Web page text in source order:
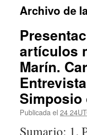
Archivo de
artículos
Marín.
Simposio
Publicada el 24
Sumario: 1.